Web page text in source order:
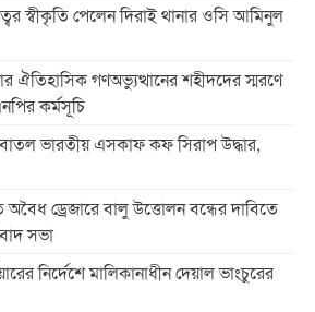
স্বীকৃতি পেলেন দিরাই থানার ওসি আমিনুল
ঐতিহাসিক গণঅভ্যুত্থানের শহীদদের স্মরণে
কর্মসূচি
ভারতীয় এসকাফ কফ সিরাপ উদ্ধার,
অবৈধ ড্রেজারে বালু উত্তোলন বন্ধের দাবিতে
সভা
নির্দেশে মালিকানাধীন দেয়াল ভাংচুরের